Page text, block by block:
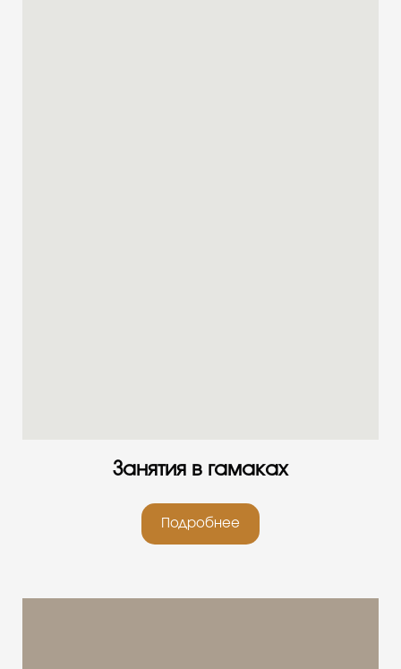
Занятия в гамаках
Подробнее